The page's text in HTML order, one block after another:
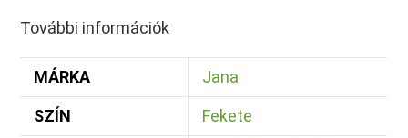
További információk
MÁRKA Jana
SZÍN Fekete